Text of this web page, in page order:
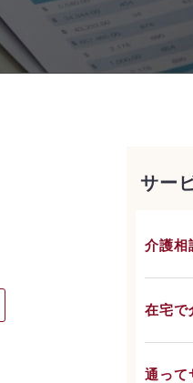
サー
介護相
在宅で
通って